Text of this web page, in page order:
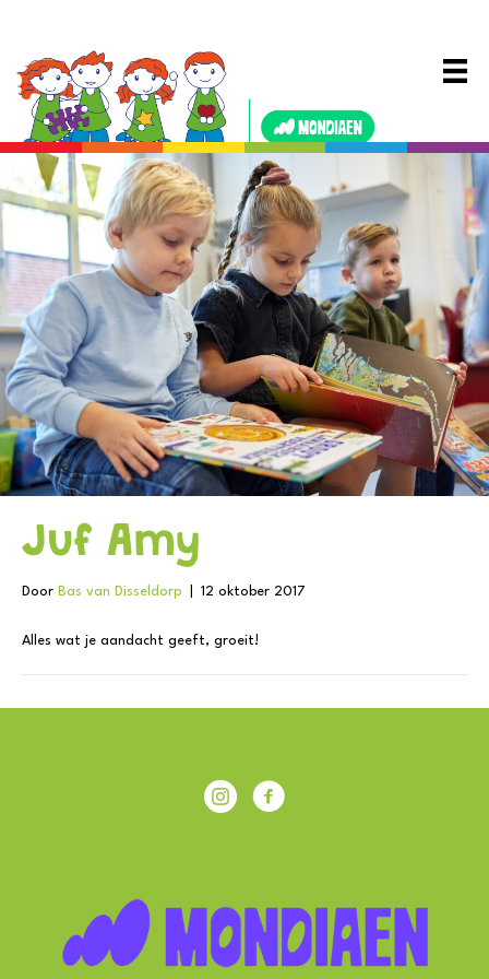
Juf Amy
Door Bas van Disseldorp 12 oktober 2017
Alles wat je aandacht geeft, groeit!
IKC AchterbergFacebook IKC Achterberg